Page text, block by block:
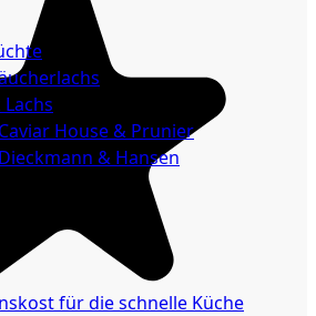
Lachs
House & Prunier
& Hansen
für die schnelle Küche